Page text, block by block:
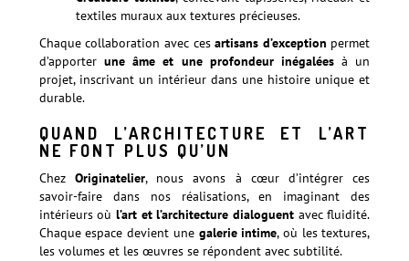
textiles muraux aux textures précieuses.
Chaque collaboration avec cesartisans d’exception permet
d’apporter une âme et une profondeur inégalées à un
projet, inscrivant un intérieur dans une histoire unique et
durable.
QUAND L’ARCHITECTURE ET L’ART
NE FONT PLUS QU’UN
Chez Originatelier, nous avons à cœur d’intégrer ces
savoir-faire dans nos réalisations, en imaginant des
intérieurs où l’art et l’architecture dialoguent avec fluidité.
Chaque espace devient une galerie intime, où les textures,
les volumes et les œuvres se répondent avec subtilité.